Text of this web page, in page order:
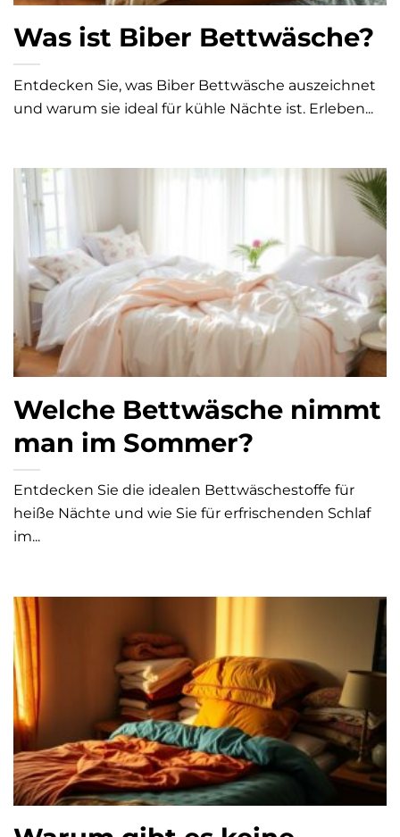
Was ist Biber Bettwäsche?
Entdecken Sie, was Biber Bettwäsche auszeichnet
und warum sie ideal für kühle Nächte ist. Erleben...
Welche Bettwäsche nimmt
man im Sommer?
Entdecken Sie die idealen Bettwäschestoffe für
heiße Nächte und wie Sie für erfrischenden Schlaf
im...